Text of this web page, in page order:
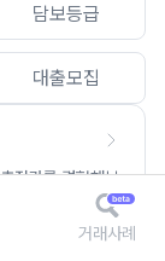
담보등급
대출모집
정가를 경험해보
거래사례